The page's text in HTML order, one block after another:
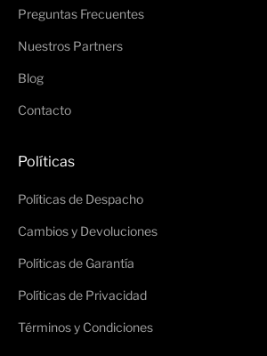
Preguntas Frecuentes
Nuestros Partners
Blog
Contacto
Políticas
Políticas de Despacho
Cambios y Devoluciones
Políticas de Garantía
Políticas de Privacidad
Términos y Condiciones